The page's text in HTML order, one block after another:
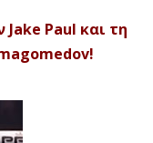
Paul και τη